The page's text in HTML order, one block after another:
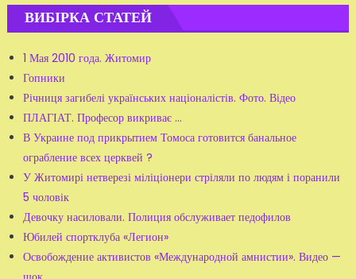
ВИБІРКА СТАТЕЙ
1 Мая 2010 года. Житомир
Гопники
Річниця загибелі українських націоналістів. Фото. Відео
ПЛАГІАТ. Професор викриває …
В Украине под прикрытием Томоса готовится банальное
ограбление всех церквей ?
У Житомирі нетверезі міліціонери стріляли по людям і поранили
5 чоловік
Девочку насиловали. Полиция обслуживает педофилов
Юбилей спортклуба «Легион»
Освобождение активистов «Международной амнистии». Видео —